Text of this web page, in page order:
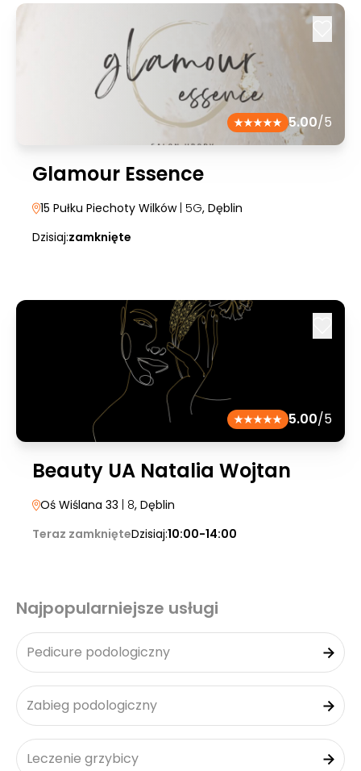
5.00/5
Glamour Essence
15 Pułku Piechoty Wilków | 5G, Dęblin
Dzisiaj:zamknięte
5.00/5
Beauty UA Natalia Wojtan
Oś Wiślana 33 | 8, Dęblin
Teraz zamknięteDzisiaj:10:00-14:00
Najpopularniejsze usługi
Pedicure podologiczny
Zabieg podologiczny
Leczenie grzybicy